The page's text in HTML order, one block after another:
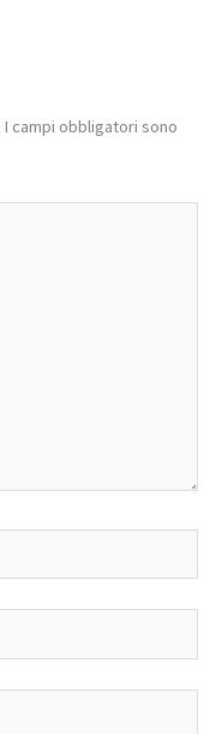
I campi obbligatori sono